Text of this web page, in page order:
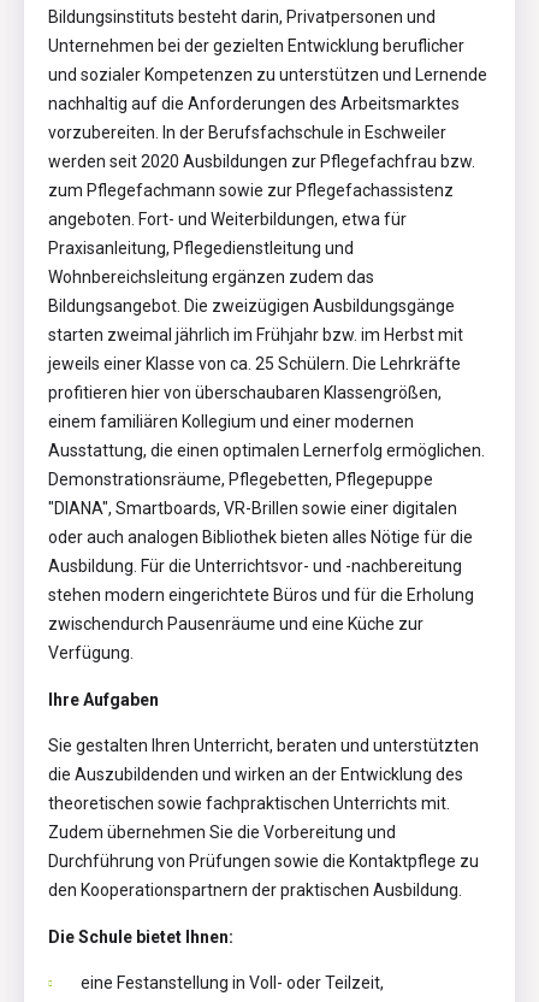
Bildungsinstituts besteht darin, Privatpersonen und
Unternehmen bei der gezielten Entwicklung beruflicher
und sozialer Kompetenzen zu unterstützen und Lernende
nachhaltig auf die Anforderungen des Arbeitsmarktes
vorzubereiten. In der Berufsfachschule in Eschweiler
werden seit 2020 Ausbildungen zur Pflegefachfrau bzw.
zum Pflegefachmann sowie zur Pflegefachassistenz
angeboten. Fort- und Weiterbildungen, etwa für
Praxisanleitung, Pflegedienstleitung und
Wohnbereichsleitung ergänzen zudem das
Bildungsangebot. Die zweizügigen Ausbildungsgänge
starten zweimal jährlich im Frühjahr bzw. im Herbst mit
jeweils einer Klasse von ca. 25 Schülern. Die Lehrkräfte
profitieren hier von überschaubaren Klassengrößen,
einem familiären Kollegium und einer modernen
Ausstattung, die einen optimalen Lernerfolg ermöglichen.
Demonstrationsräume, Pflegebetten, Pflegepuppe
"DIANA", Smartboards, VR-Brillen sowie einer digitalen
oder auch analogen Bibliothek bieten alles Nötige für die
Ausbildung. Für die Unterrichtsvor- und -nachbereitung
stehen modern eingerichtete Büros und für die Erholung
zwischendurch Pausenräume und eine Küche zur
Verfügung.
Ihre Aufgaben
Sie gestalten Ihren Unterricht, beraten und unterstützten
die Auszubildenden und wirken an der Entwicklung des
theoretischen sowie fachpraktischen Unterrichts mit.
Zudem übernehmen Sie die Vorbereitung und
Durchführung von Prüfungen sowie die Kontaktpflege zu
den Kooperationspartnern der praktischen Ausbildung.
Die Schule bietet Ihnen:
eine Festanstellung in Voll- oder Teilzeit,